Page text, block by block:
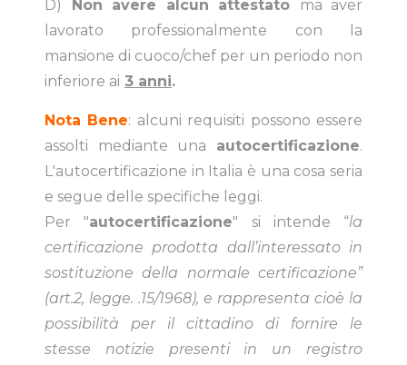
D)
Non avere alcun attestato
ma aver
lavorato professionalmente con la
mansione di cuoco/chef per un periodo non
inferiore ai 3 anni.
Nota Bene: alcuni requisiti possono essere
assolti mediante una autocertificazione.
L'autocertificazione in Italia è una cosa seria
e segue delle specifiche leggi.
Per "autocertificazione" si intende “la
certificazione prodotta dall’interessato in
sostituzione della normale certificazione”
(art.2, legge. .15/1968), e rappresenta cioè la
possibilità per il cittadino di fornire le
stesse notizie presenti in un registro